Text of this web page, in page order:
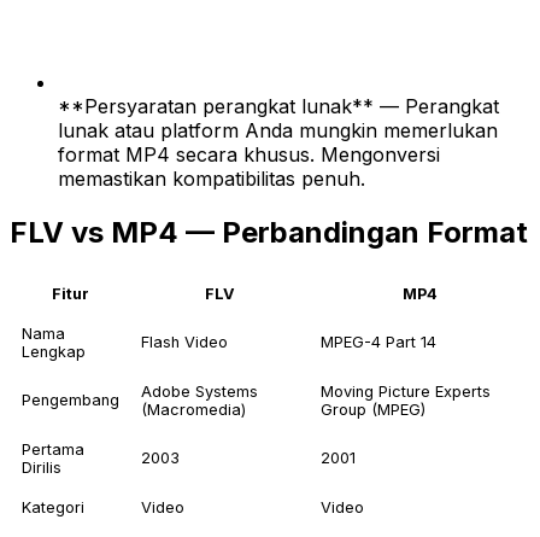
**Persyaratan perangkat lunak** — Perangkat
lunak atau platform Anda mungkin memerlukan
format MP4 secara khusus. Mengonversi
memastikan kompatibilitas penuh.
FLV vs MP4 — Perbandingan Format
Fitur FLV MP4
Nama
Lengkap
Flash Video MPEG-4 Part 14
Pengembang
Adobe Systems
(Macromedia)
Moving Picture Experts
Group (MPEG)
Pertama
Dirilis
2003 2001
Kategori Video Video